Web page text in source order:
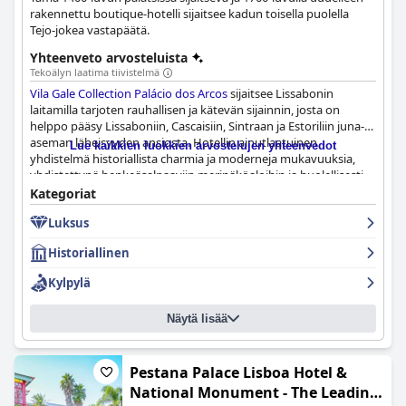
rakennettu boutique-hotelli sijaitsee kadun toisella puolella
Tejo-jokea vastapäätä.
Yhteenveto arvosteluista
Tekoälyn laatima tiivistelmä
Vila Gale Collection Palácio dos Arcossijaitsee Lissabonin
laitamilla tarjoten rauhallisen ja kätevän sijainnin, josta on
helppo pääsy Lissaboniin, Cascaisiin, Sintraan ja Estoriliin juna-
aseman läheisyyden ansiosta. Hotellin ainutlaatuinen
yhdistelmä historiallista charmia ja moderneja mukavuuksia,
yhdistettynä henkeäsalpaaviin merinäköaloihin ja huolellisesti
hoidettuihin puutarhoihin, luo rauhallisen pakopaikan vieraille.
Sen rauhallista tunnelmaa lisäävät lähellä olevat rannat ja
lenkkipolut, mikä tekee siitä ihanteellisen paikan
rentoutumiseen.
Vieraat ylistävät jatkuvasti tilavia ja siistejä huoneita, joissa on
modernit mukavuudet ja upeat näkymät parvekkeilta. Vaikka
muutamat arvostelut mainitsevat vanhentuneen sisustuksen ja
äänieristysongelmat, yleinen huonekokemus on positiivinen, ja
siinä on mukavat sängyt ja kauniit, hyvin varustetut
kylpyhuoneet. Siisteys on hotellin erottuva piirre, ja vieraat
kehuvat moitteettomia tiloja, tahratonta allasaluetta ja
siivoushenkilökunnan ylläpitämiä korkeita standardeja.
Lue kaikkien luokkien arvostelujen yhteenvedot
Kategoriat
Luksus
Historiallinen
Kylpylä
Näytä lisää
Pestana Palace Lisboa Hotel &
National Monument - The Leading